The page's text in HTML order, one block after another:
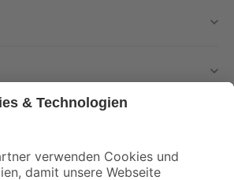
Angebote und Aktionen mehr verpassen!